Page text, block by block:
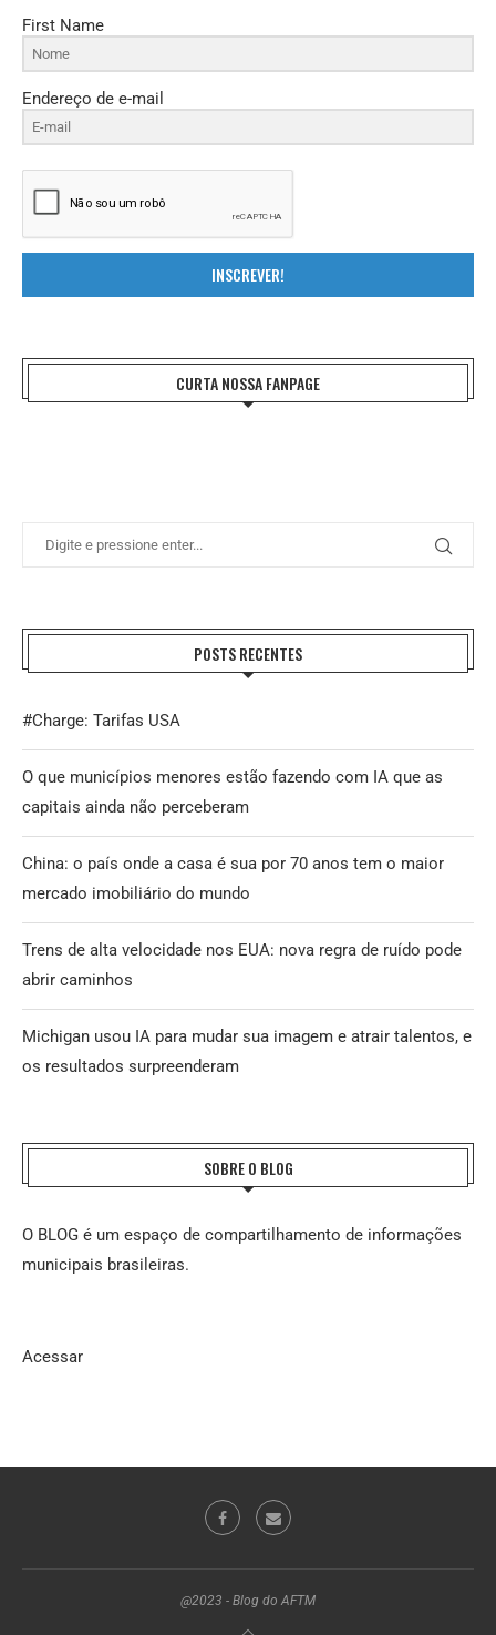
First Name
Endereço de e-mail
INSCREVER!
CURTA NOSSA FANPAGE
POSTS RECENTES
#Charge: Tarifas USA
O que municípios menores estão fazendo com IA que as
capitais ainda não perceberam
China: o país onde a casa é sua por 70 anos tem o maior
mercado imobiliário do mundo
Trens de alta velocidade nos EUA: nova regra de ruído pode
abrir caminhos
Michigan usou IA para mudar sua imagem e atrair talentos, e
os resultados surpreenderam
SOBRE O BLOG
O BLOG é um espaço de compartilhamento de informações
municipais brasileiras.
Acessar
@2023 - Blog do AFTM